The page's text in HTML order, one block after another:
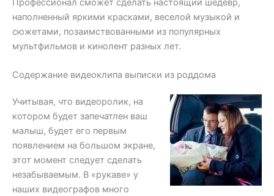
Профессионал сможет сделать настоящий шедевр,
наполненный яркими красками, веселой музыкой и
сюжетами, позаимствованными из популярных
мультфильмов и кинолент разных лет.
Содержание видеоклипа выписки из роддома
Учитывая, что видеоролик, на
котором будет запечатлен ваш
малыш, будет его первым
появлением на большом экране,
этот момент следует сделать
незабываемым. В «рукаве» у
наших видеографов много